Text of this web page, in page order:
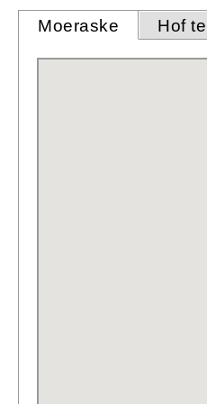
Moeraske Hof